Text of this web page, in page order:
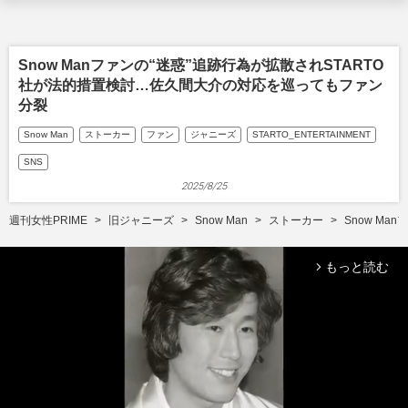
Snow Manファンの“迷惑”追跡行為が拡散されSTARTO
社が法的措置検討…佐久間大介の対応を巡ってもファン
分裂
Snow Man ストーカー ファン ジャニーズ STARTO_ENTERTAINMENT
SNS
2025/8/25
週刊女性PRIME 旧ジャニーズ Snow Man ストーカー Snow Man
arrow_forward_ios もっと読む